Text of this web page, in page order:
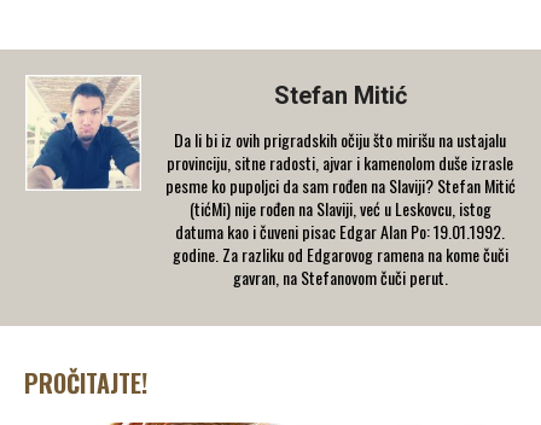
Stefan Mitić
Da li bi iz ovih prigradskih očiju što mirišu na ustajalu
provinciju, sitne radosti, ajvar i kamenolom duše izrasle
pesme ko pupoljci da sam rođen na Slaviji? Stefan Mitić
(tićMi) nije rođen na Slaviji, već u Leskovcu, istog
datuma kao i čuveni pisac Edgar Alan Po: 19.01.1992.
godine. Za razliku od Edgarovog ramena na kome čuči
gavran, na Stefanovom čuči perut.
PROČITAJTE!